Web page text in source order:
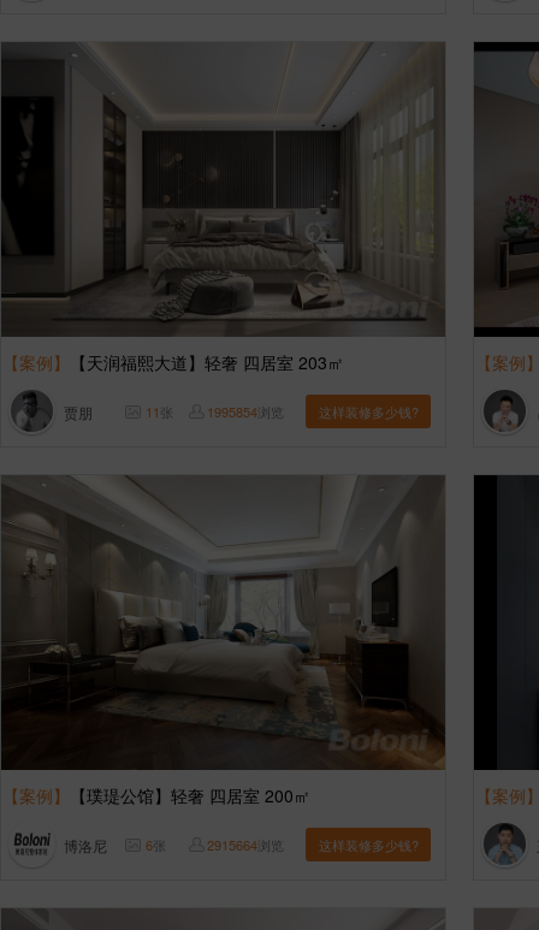
【案例】 【天润福熙大道】轻奢 四居室 203㎡
贾朋 11张 1995854浏览 这样装修多少钱?
【案例
【案例】 【璞瑅公馆】轻奢 四居室 200㎡
博洛尼 6张 2915664浏览 这样装修多少钱?
【案例